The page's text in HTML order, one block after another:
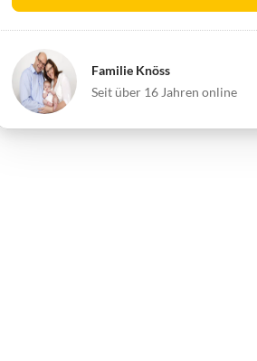
Familie Knöss
Seit über 16 Jahren online